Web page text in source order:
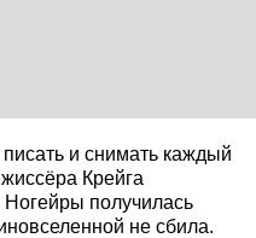
и снимать каждый
Крейга
получилась
не сбила.